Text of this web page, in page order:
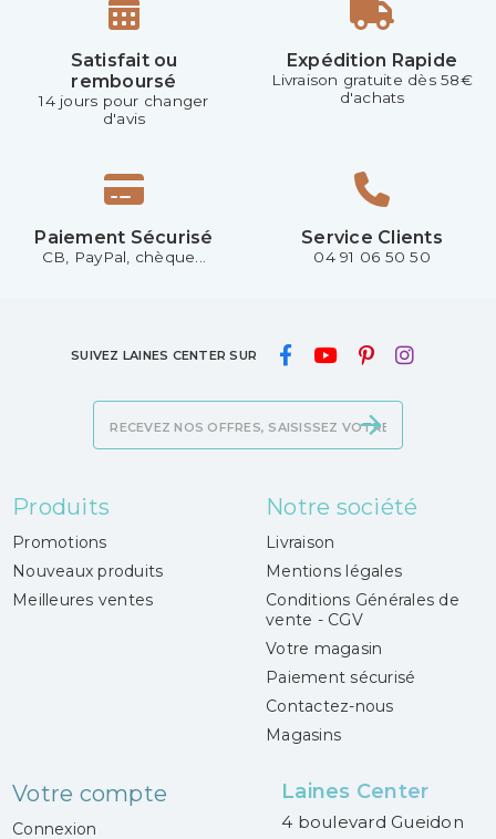
Satisfait ou
remboursé
14 jours pour changer
d'avis
Expédition Rapide
Livraison gratuite dès 58€
d'achats
Paiement Sécurisé
CB, PayPal, chèque...
Service Clients
04 91 06 50 50
SUIVEZ LAINES CENTER SUR
Produits
Promotions
Nouveaux produits
Meilleures ventes
Notre société
Livraison
Mentions légales
Conditions Générales de
vente - CGV
Votre magasin
Paiement sécurisé
Contactez-nous
Magasins
Votre compte
Connexion
Laines Center
4 boulevard Gueidon